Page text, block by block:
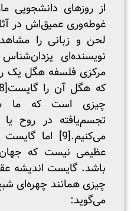
از روزهای دانشجویی
غوطه‌وری عمیق‌اش در
لحن و زبانی را
نویسنده‌ای
مرکزی فلسفه هگل یک
که هگل آن را گایست[8]
چیزی است که ما
تجسم‌یافته در روح
می‌کنیم.[9]
اما
عظیمی نیست که جهان
باشد. گایست اندیشه
چیزی همانند چهره‌ای
می‌گوید: